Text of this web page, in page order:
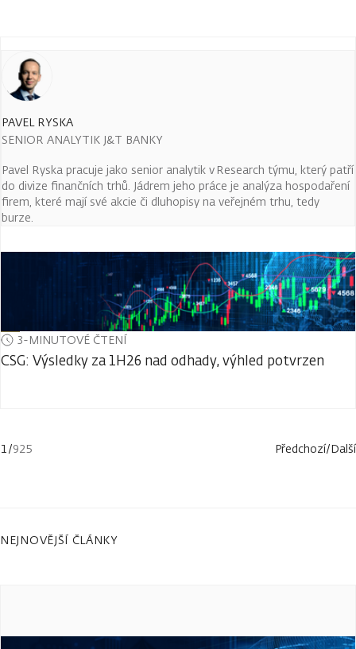
PAVEL RYSKA
SENIOR ANALYTIK J&T BANKY
Pavel Ryska pracuje jako senior analytik v Research týmu, který patří
do divize finančních trhů. Jádrem jeho práce je analýza hospodaření
firem, které mají své akcie či dluhopisy na veřejném trhu, tedy
burze.
3-MINUTOVÉ ČTENÍ
CSG: Výsledky za 1H26 nad odhady, výhled potvrzen
1/925 Předchozí/Další
NEJNOVĚJŠÍ ČLÁNKY